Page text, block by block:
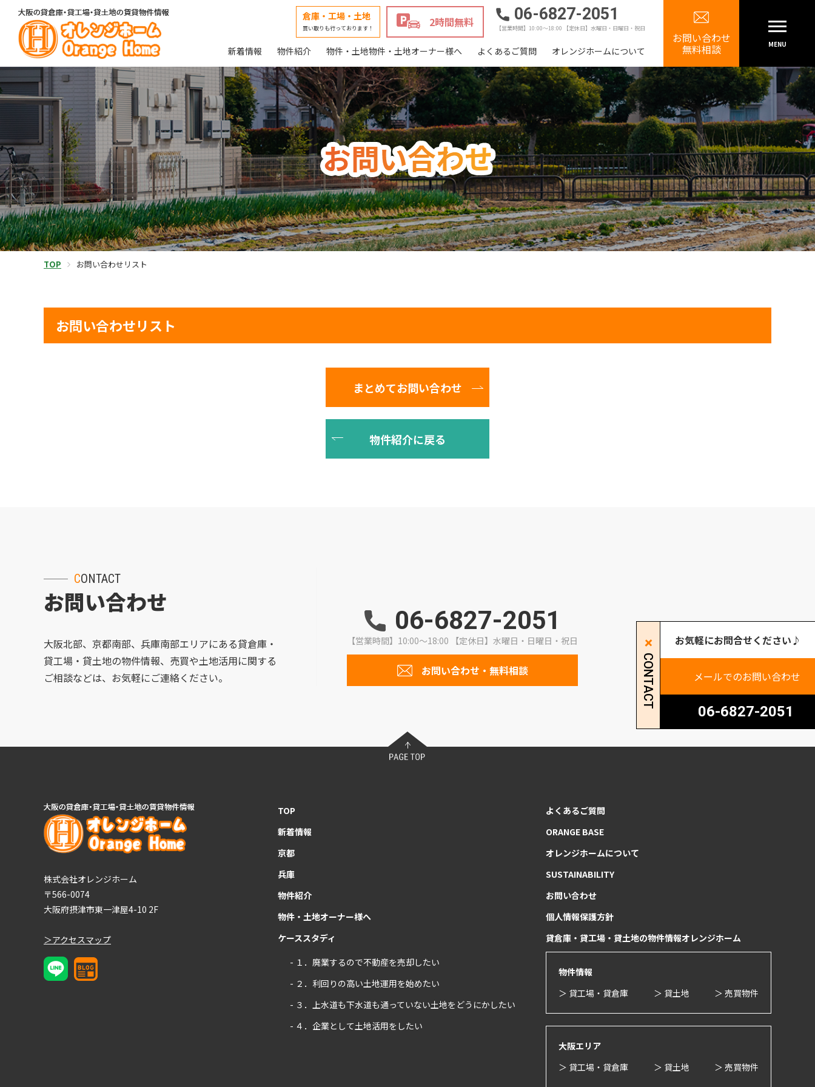
倉庫・工場・土地
買い取りも行っております！ 2時間無料 06-6827-2051
【営業時間】10:00～18:00 【定休日】水曜日・日曜日・祝日
新着情報 物件紹介 物件・土地物件・土地オーナー様へ よくあるご質問 オレンジホームについて
お問い合わせ
無料相談 MENU
TOP お問い合わせリスト
お問い合わせリスト
CONTACT
お問い合わせ
大阪北部、京都南部、兵庫南部エリアにある貸倉庫・
貸工場・貸土地の物件情報、売買や土地活用に関する
ご相談などは、お気軽にご連絡ください。
06-6827-2051
【営業時間】10:00～18:00 【定休日】水曜日・日曜日・祝日
お問い合わせ・無料相談 CONTACT
お気軽にお問合せください♪
メールでのお問い合わせ
06-6827-2051
株式会社オレンジホーム
〒566-0074
大阪府摂津市東一津屋4-10 2F
＞アクセスマップ
TOP
新着情報
京都
兵庫
物件紹介
物件・土地オーナー様へ
ケーススタディ
- １．廃業するので不動産を売却したい
- ２．利回りの高い土地運用を始めたい
- ３．上水道も下水道も通っていない土地をどうにかしたい
- ４．企業として土地活用をしたい
よくあるご質問
ORANGE BASE
オレンジホームについて
SUSTAINABILITY
お問い合わせ
個人情報保護方針
貸倉庫・貸工場・貸土地の物件情報オレンジホーム
物件情報
＞ 貸工場・貸倉庫
＞ 貸土地 ＞ 売買物件
大阪エリア
＞ 貸工場・貸倉庫
＞ 貸土地 ＞ 売買物件